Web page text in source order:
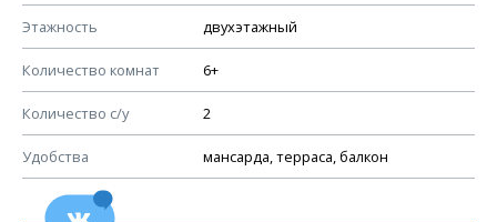
Этажность двухэтажный
Количество комнат 6+
Количество с/у 2
Удобства мансарда, терраса, балкон
Спецификация элементов стропил
Устройство стропильной системы
Узлы устройства кровли
План кровли